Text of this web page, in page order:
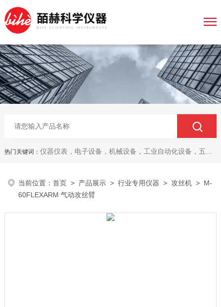
热门关键词： 仪器仪表，电子设备，机械设备，工业自动化设备，五金产品，电线电缆，金属材料，电子
当前位置：首页 > 产品展示 >行业专用仪器 >攻丝机 > M-
60FLEXARM 气动攻丝臂